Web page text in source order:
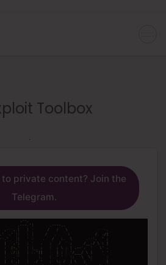
Toolbox
to private content? Join the
Telegram.